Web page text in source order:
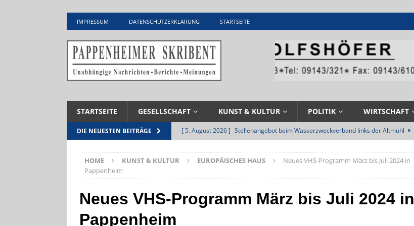
IMPRESSUM DATENSCHUTZERKLÄRUNG STARTSEITE
STARTSEITE GESELLSCHAFT KUNST & KULTUR POLITIK WIRTSCHAFT
DIE NEUESTEN BEITRÄGE [ 5. August 2026 ] Stellenangebot beim Wasserzweckverband links der Altmühl
[ 5. August 2026 ] Feuerwehr Pappenheim im Einsatz bei Brand im Solnhofener
[ 4. August 2026 ] Militärgeschichte paddelt in Pappenheim bis heute mit
HOME KUNST & KULTUR EUROPÄISCHES HAUS
Neues VHS-Programm März bis Juli 2024 in
Pappenheim
Neues VHS-Programm März bis Juli 2024 in
Pappenheim